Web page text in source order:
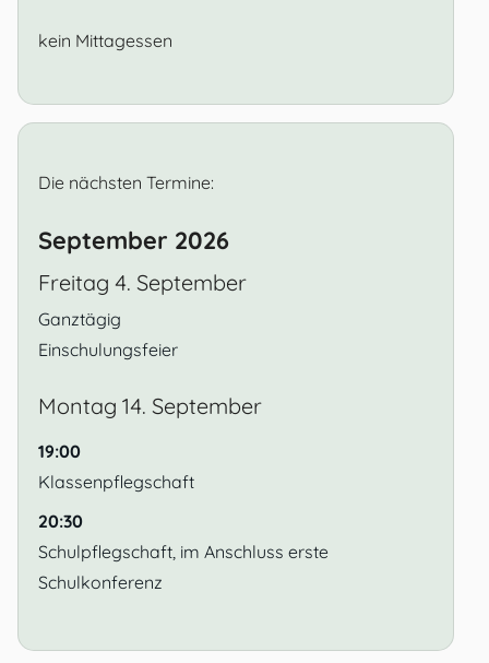
kein Mittagessen
Die nächsten Termine:
September 2026
Freitag 4. September
Ganztägig
Einschulungsfeier
Montag 14. September
19:00
Klassenpflegschaft
20:30
Schulpflegschaft, im Anschluss erste
Schulkonferenz